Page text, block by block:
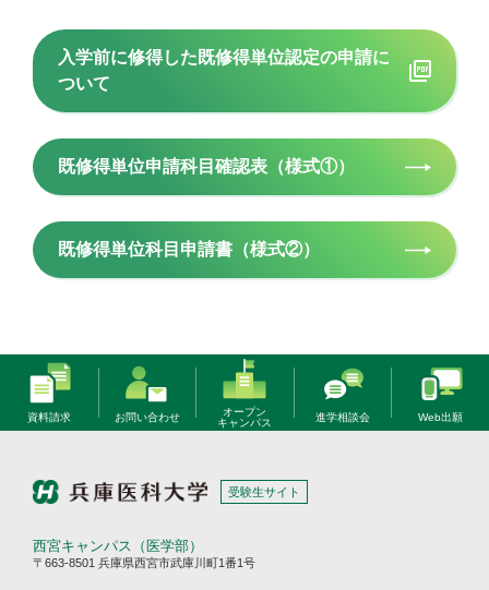
入学前に修得した既修得単位認定の申請に
ついて
既修得単位申請科目確認表（様式①）
既修得単位科目申請書（様式②）
資料請求 お問い合わせ
オープン
キャンパス
進学相談会 Web出願
受験生サイト
西宮キャンパス（医学部）
〒663-8501 兵庫県西宮市武庫川町1番1号